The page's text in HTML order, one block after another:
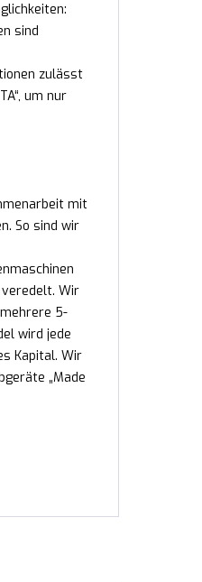
sind
zulässt
um nur
mit
So sind wir
Wir
5-
wird jede
Kapital. Wir
„Made